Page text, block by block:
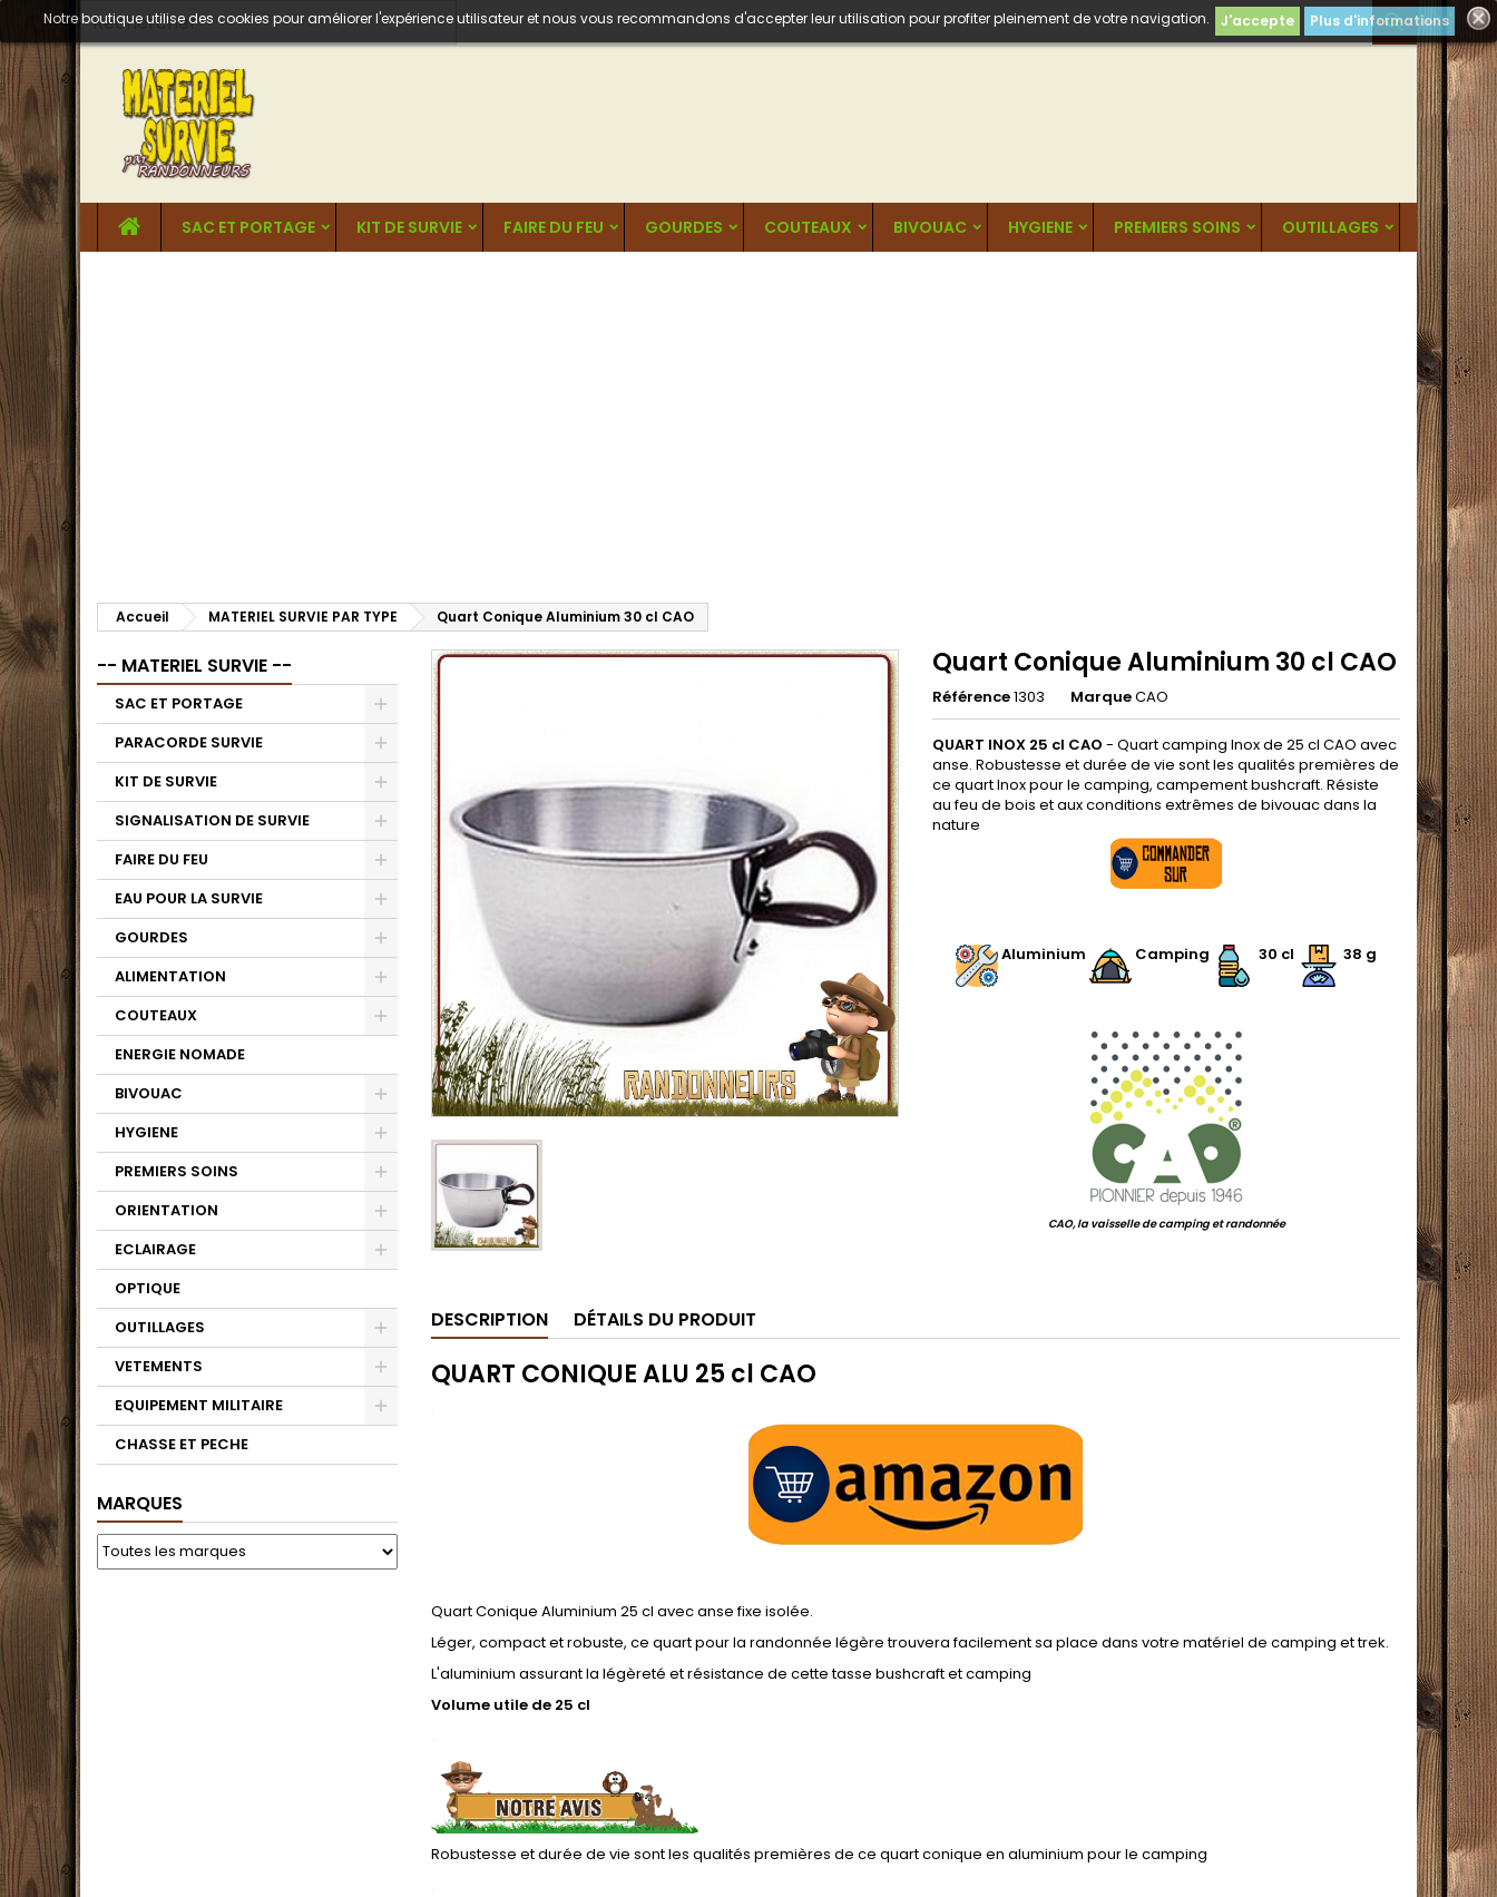

Notre boutique utilise des cookies pour améliorer l'expérience utilisateur et nous vous recommandons d'accepter leur utilisation pour profiter pleinement de votre navigation. J'accepte Plus d'informations
SAC ET PORTAGE KIT DE SURVIE FAIRE DU FEU GOURDES COUTEAUX BIVOUAC HYGIENE PREMIERS SOINS OUTILLAGES
Accueil MATERIEL SURVIE PAR TYPE Quart Conique Aluminium 30 cl CAO
-- MATERIEL SURVIE --
SAC ET PORTAGE
PARACORDE SURVIE
KIT DE SURVIE
SIGNALISATION DE SURVIE
FAIRE DU FEU
EAU POUR LA SURVIE
GOURDES
ALIMENTATION
COUTEAUX
ENERGIE NOMADE
BIVOUAC
HYGIENE
PREMIERS SOINS
ORIENTATION
ECLAIRAGE
OPTIQUE
OUTILLAGES
VETEMENTS
EQUIPEMENT MILITAIRE
CHASSE ET PECHE
MARQUES
Quart Conique Aluminium 30 cl CAO
Référence1303 MarqueCAO
QUART INOX 25 cl CAO - Quart camping Inox de 25 cl CAO avec
anse. Robustesse et durée de vie sont les qualités premières de
ce quart Inox pour le camping, campement bushcraft. Résiste
au feu de bois et aux conditions extrêmes de bivouac dans la
nature
Aluminium
Camping 30 cl 38 g
CAO, la vaisselle de camping et randonnée
DESCRIPTION DÉTAILS DU PRODUIT
QUART CONIQUE ALU 25 cl CAO
.
Quart Conique Aluminium 25 cl avec anse fixe isolée.
Léger, compact et robuste, ce quart pour la randonnée légère trouvera facilement sa place dans votre matériel de camping et trek.
L'aluminium assurant la légèreté et résistance de cette tasse bushcraft et camping
Volume utile de 25 cl
.
Robustesse et durée de vie sont les qualités premières de ce quart conique en aluminium pour le camping
.